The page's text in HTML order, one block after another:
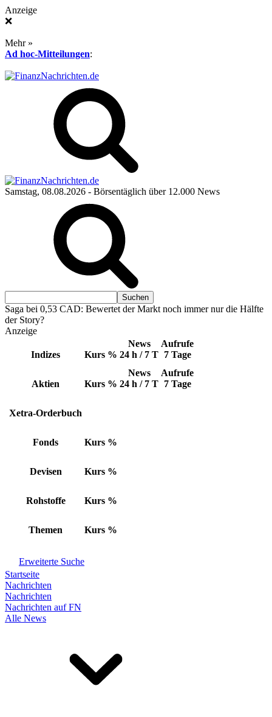
Anzeige
❌
Mehr »
Ad hoc-Mitteilungen:
Samstag, 08.08.2026 - Börsentäglich über 12.000 News
Saga bei 0,53 CAD: Bewertet der Markt noch immer nur die Hälfte
der Story?
Anzeige
Indizes Kurs %
News
24 h / 7 T
Aufrufe
7 Tage
Aktien Kurs %
News
24 h / 7 T
Aufrufe
7 Tage
Xetra-Orderbuch
Fonds Kurs %
Devisen Kurs %
Rohstoffe Kurs %
Themen Kurs %
Erweiterte Suche
Startseite
Nachrichten
Nachrichten
Nachrichten auf FN
Alle News